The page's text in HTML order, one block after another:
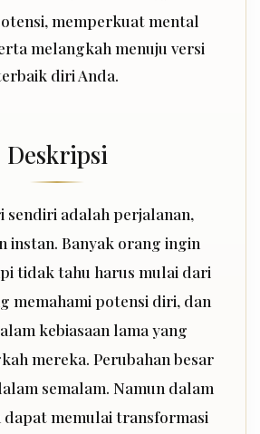
memperkuat mental
melangkah menuju versi
diri Anda.
Deskripsi
sendiri adalah perjalanan,
instan. Banyak orang ingin
tidak tahu harus mulai dari
memahami potensi diri, dan
kebiasaan lama yang
mereka. Perubahan besar
semalam. Namun dalam
dapat memulai transformasi